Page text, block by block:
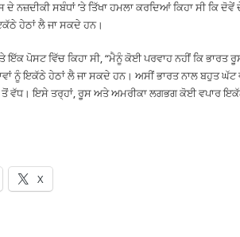
ਦੇ ਨਜ਼ਦੀਕੀ ਸਬੰਧਾਂ ’ਤੇ ਤਿੱਖਾ ਹਮਲਾ ਕਰਦਿਆਂ ਕਿਹਾ ਸੀ
ਹੇਠਾਂ ਲੈ ਜਾ ਸਕਦੇ ਹਨ।
ਇੱਕ ਪੋਸਟ ਵਿੱਚ ਕਿਹਾ ਸੀ, “ਮੈਨੂੰ ਕੋਈ ਪਰਵਾਹ ਨਹੀਂ ਕਿ
ਨੂੰ ਇਕੱਠੇ ਹੇਠਾਂ ਲੈ ਜਾ ਸਕਦੇ ਹਨ। ਅਸੀਂ ਭਾਰਤ ਨਾਲ ਬਹੁਤ ਘੱਟ
ਤੋਂ ਵੱਧ। ਇਸੇ ਤਰ੍ਹਾਂ, ਰੂਸ ਅਤੇ ਅਮਰੀਕਾ ਲਗਭਗ ਕੋਈ ਵਪਾਰ
X